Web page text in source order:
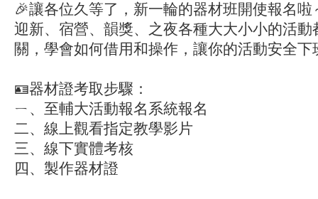
🎉讓各位久等了，新一輪的器材班開使報名啦
迎新、宿營、韻獎、之夜各種大大小小的活動
關，學會如何借用和操作，讓你的活動安全下
🪪器材證考取步驟：
ㄧ、至輔大活動報名系統報名
二、線上觀看指定教學影片
三、線下實體考核
四、製作器材證